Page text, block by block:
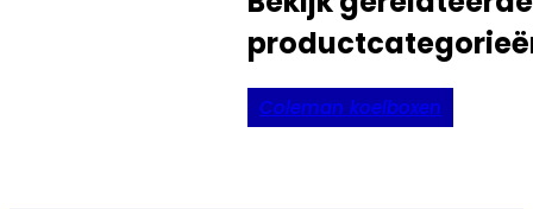
Coleman koelboxen